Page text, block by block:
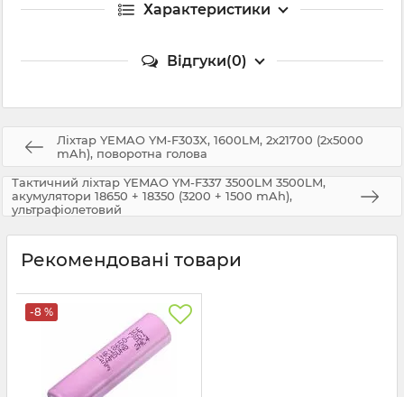
Характеристики
Відгуки(0)
Ліхтар YEMAO YM-F303X, 1600LM, 2x21700 (2x5000
mAh), поворотна голова
Тактичний ліхтар YEMAO YM-F337 3500LM 3500LM,
акумулятори 18650 + 18350 (3200 + 1500 mAh),
ультрафіолетовий
Рекомендовані товари
-8 %